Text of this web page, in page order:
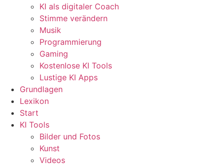
KI als digitaler Coach
Stimme verändern
Musik
Programmierung
Gaming
Kostenlose KI Tools
Lustige KI Apps
Grundlagen
Lexikon
Start
KI Tools
Bilder und Fotos
Kunst
Videos